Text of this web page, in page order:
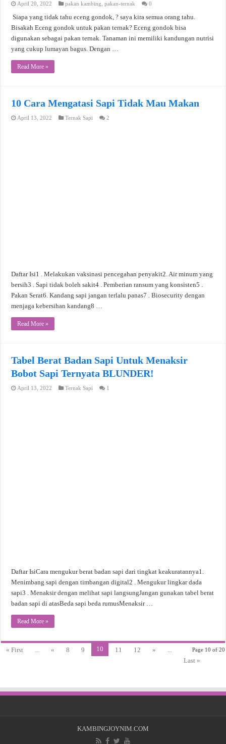
April 20, 2022 pakan kambing ,pakan-ternak 0
Siapa yang tidak tahu eceng gondok, ? saya kira semua orang tahu.
Bisakah Eceng gondok untuk pakan ternak? Eceng gondok bisa
digunakan sebagai pakan ternak. Tanaman ini memiliki kandungan nutrisi
yang cukup lumayan bagus. Dengan …
Read More »
10 Cara Mengatasi Sapi Tidak Mau Makan
April 13, 2022 Ternak Sapi 2
Daftar Isi1 . Melakukan vaksinasi pencegahan penyakit2. Air minum yang
bersih3 . Sapi tidak boleh sakit4 . Pemberian ransum yang konsisten5 .
Pakan Serat6. Kandang sapi jangan terlalu panas7 . Biosecurity dengan
menjaga kebersihan kandang8 …
Read More »
Tabel Berat Badan Sapi Untuk Menaksir
Bobot Sapi Ternyata BLUNDER!
April 13, 2022 Ternak Sapi 1
Daftar IsiCara mengukur berat badan sapi dari tingkat keakuratannya1.
Menimbang sapi dengan timbangan digital2 . Mengukur lingkar dada
sapi3 . Menaksir dengan melihat sapi langsungJangan gunakan tabel berat
badan sapi di atasBeda sapi beda rumusMenaksir …
Read More »
Page 10 of 20
« First ... « 8 9 10 11 12 »
...
Last »
KAMBINGJOYNIM.COM